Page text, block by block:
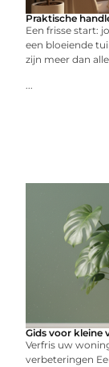
Praktische
Een frisse start:
een bloeiende
zijn meer dan
...
Gids voor kleine
Verfris uw
verbeteringen